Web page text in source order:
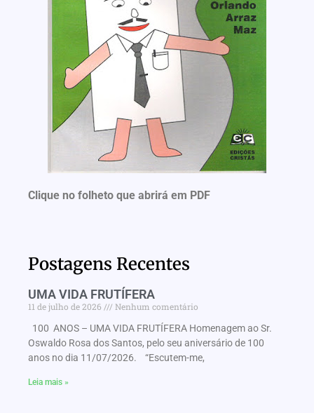
Clique no folheto que abrirá em PDF
Postagens Recentes
UMA VIDA FRUTÍFERA
11 de julho de 2026
Nenhum comentário
100 ANOS – UMA VIDA FRUTÍFERA Homenagem ao Sr.
Oswaldo Rosa dos Santos, pelo seu aniversário de 100
anos no dia 11/07/2026. “Escutem-me,
Leia mais »